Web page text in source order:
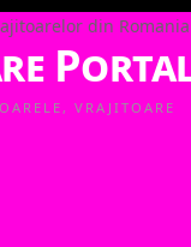
VRAJITOARE